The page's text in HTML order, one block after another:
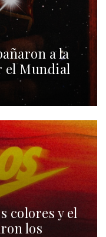
a la
el Mundial
colores y el
los